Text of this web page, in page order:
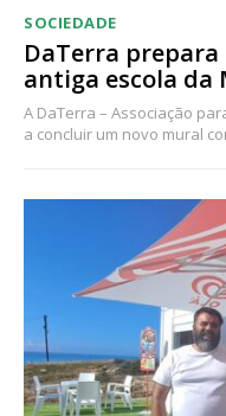
SOCIEDADE
DaTerra
antiga escola da
A DaTerra – Associação
a concluir um novo mural